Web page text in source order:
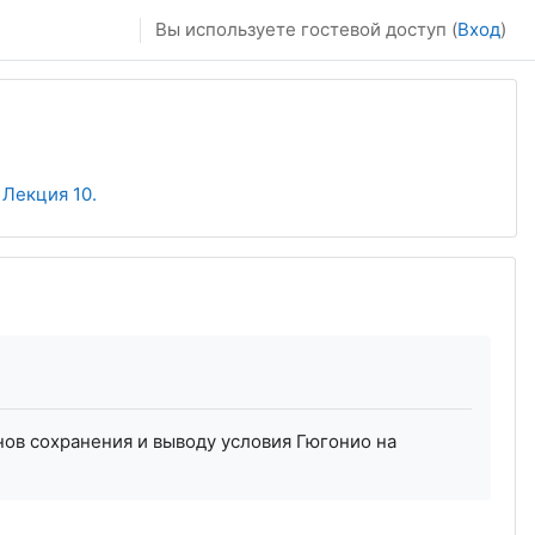
Вы используете гостевой доступ (Вход)
Лекция 10.
сохранения и выводу условия Гюгонио на